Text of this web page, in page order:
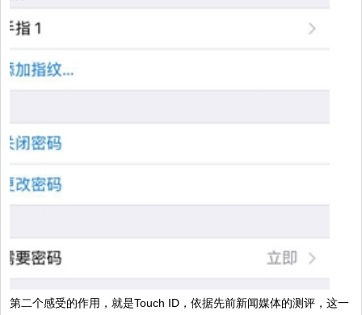
第二个感受的作用，就是Touch ID，依据先前新闻媒体的测评，这一